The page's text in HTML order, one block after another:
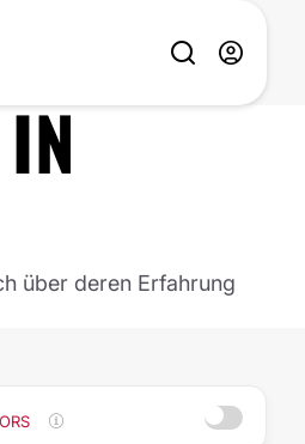
über deren Erfahrung